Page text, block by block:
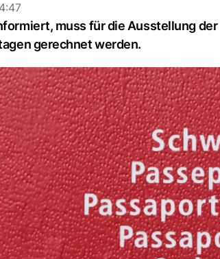
muss für die Ausstellung
gerechnet werden.